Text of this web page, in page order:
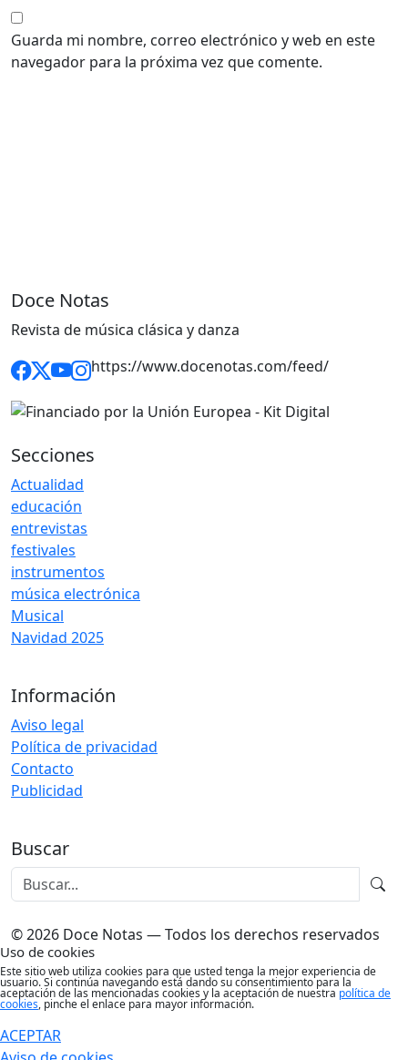
Guarda mi nombre, correo electrónico y web en este
navegador para la próxima vez que comente.
Doce Notas
Revista de música clásica y danza
https://www.docenotas.com/feed/
Secciones
Actualidad
educación
entrevistas
festivales
instrumentos
música electrónica
Musical
Navidad 2025
Información
Aviso legal
Política de privacidad
Contacto
Publicidad
Buscar
© 2026 Doce Notas — Todos los derechos reservados
Uso de cookies
Este sitio web utiliza cookies para que usted tenga la mejor experiencia de
usuario. Si continúa navegando está dando su consentimiento para la
aceptación de las mencionadas cookies y la aceptación de nuestra política de
cookies, pinche el enlace para mayor información.
ACEPTAR